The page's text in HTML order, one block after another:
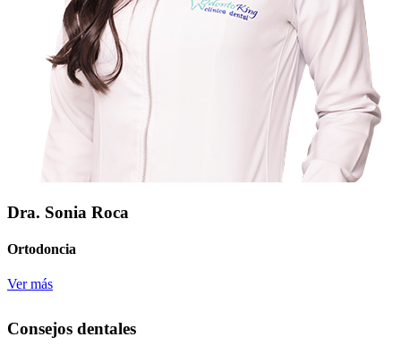
Dra. Sonia Roca
Ortodoncia
Ver más
Consejos dentales